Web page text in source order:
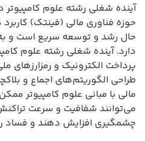
آینده شغلی رشته علوم
حوزه فناوری مالی (فینتک) کاربرد
حال رشد و توسعه سریع است و
دارد. آینده شغلی رشته علوم
پرداخت الکترونیک و رمزارزهای
طراحی الگوریتم‌های اجماع و
مالی با مبانی علوم کامپیوتر
می‌توانند شفافیت و سرعت
چشمگیری افزایش دهند و فساد